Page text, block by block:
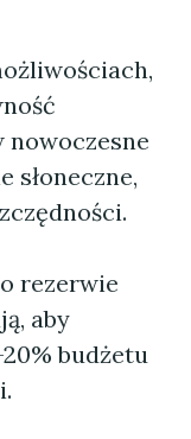
nowoczesne
słoneczne,
rezerwie
aby
budżetu